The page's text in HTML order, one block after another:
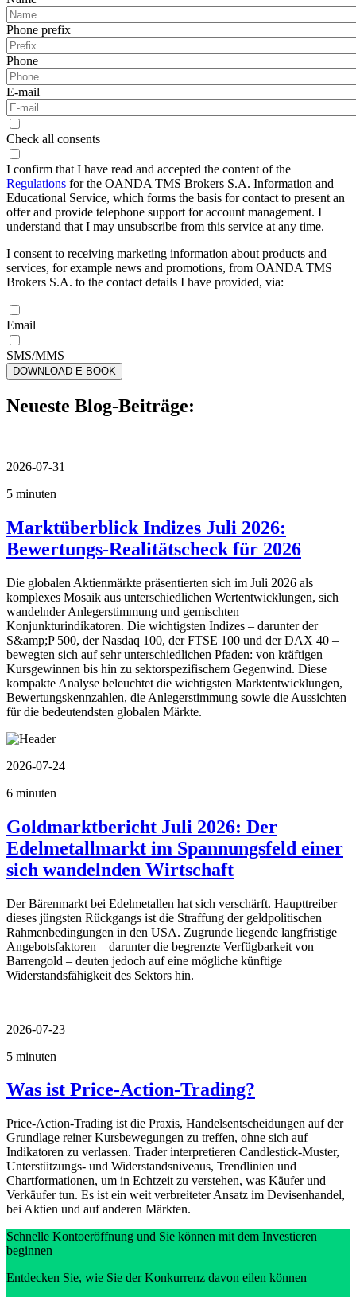
Phone prefix
Phone
E-mail
Check all consents
I confirm that I have read and accepted the content of the
Regulations for the OANDA TMS Brokers S.A. Information and
Educational Service, which forms the basis for contact to present an
offer and provide telephone support for account management. I
understand that I may unsubscribe from this service at any time.
I consent to receiving marketing information about products and
services, for example news and promotions, from OANDA TMS
Brokers S.A. to the contact details I have provided, via:
Email
SMS/MMS
DOWNLOAD E-BOOK
Neueste Blog-Beiträge:
2026-07-31
5 minuten
Marktüberblick Indizes Juli 2026:
Bewertungs-Realitätscheck für 2026
Die globalen Aktienmärkte präsentierten sich im Juli 2026 als
komplexes Mosaik aus unterschiedlichen Wertentwicklungen, sich
wandelnder Anlegerstimmung und gemischten
Konjunkturindikatoren. Die wichtigsten Indizes – darunter der
S&amp;P 500, der Nasdaq 100, der FTSE 100 und der DAX 40 –
bewegten sich auf sehr unterschiedlichen Pfaden: von kräftigen
Kursgewinnen bis hin zu sektorspezifischem Gegenwind. Diese
kompakte Analyse beleuchtet die wichtigsten Marktentwicklungen,
Bewertungskennzahlen, die Anlegerstimmung sowie die Aussichten
für die bedeutendsten globalen Märkte.
2026-07-24
6 minuten
Goldmarktbericht Juli 2026: Der
Edelmetallmarkt im Spannungsfeld einer
sich wandelnden Wirtschaft
Der Bärenmarkt bei Edelmetallen hat sich verschärft. Haupttreiber
dieses jüngsten Rückgangs ist die Straffung der geldpolitischen
Rahmenbedingungen in den USA. Zugrunde liegende langfristige
Angebotsfaktoren – darunter die begrenzte Verfügbarkeit von
Barrengold – deuten jedoch auf eine mögliche künftige
Widerstandsfähigkeit des Sektors hin.
2026-07-23
5 minuten
Was ist Price-Action-Trading?
Price-Action-Trading ist die Praxis, Handelsentscheidungen auf der
Grundlage reiner Kursbewegungen zu treffen, ohne sich auf
Indikatoren zu verlassen. Trader interpretieren Candlestick-Muster,
Unterstützungs- und Widerstandsniveaus, Trendlinien und
Chartformationen, um in Echtzeit zu verstehen, was Käufer und
Verkäufer tun. Es ist ein weit verbreiteter Ansatz im Devisenhandel,
bei Aktien und auf anderen Märkten.
Schnelle Kontoeröffnung und Sie können mit dem Investieren
beginnen
Entdecken Sie, wie Sie der Konkurrenz davon eilen können